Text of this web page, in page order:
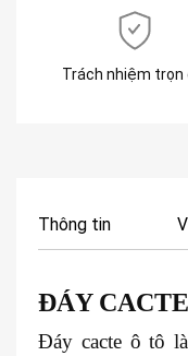
Trách nhiệm trọn
Thông tin
ĐÁY
Đáy cacte ô tô